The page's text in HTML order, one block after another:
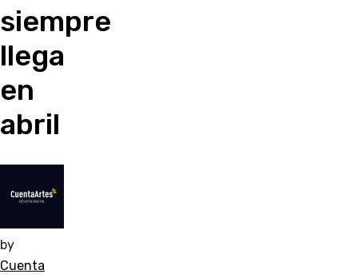
siempre
llega
en
abril
by
Cuenta